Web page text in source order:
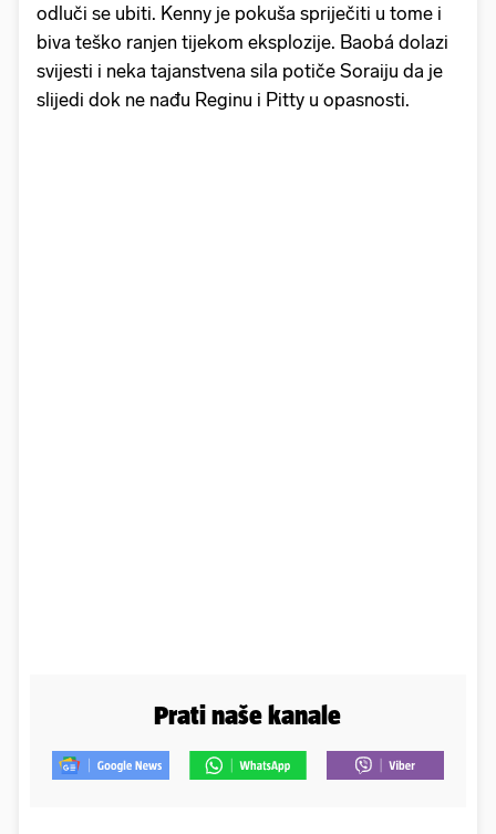
odluči se ubiti. Kenny je pokuša spriječiti u tome i
biva teško ranjen tijekom eksplozije. Baobá dolazi
svijesti i neka tajanstvena sila potiče Soraiju da je
slijedi dok ne nađu Reginu i Pitty u opasnosti.
Prati naše kanale